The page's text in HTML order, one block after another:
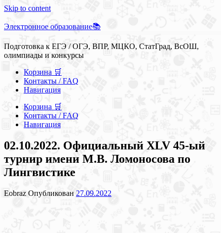
Skip to content
Электронное образование📚
Подготовка к ЕГЭ / ОГЭ, ВПР, МЦКО, СтатГрад, ВсОШ,
олимпиады и конкурсы
Корзина 🛒
Контакты / FAQ
Навигация
Корзина 🛒
Контакты / FAQ
Навигация
02.10.2022. Официальный XLV 45-ый
турнир имени М.В. Ломоносова по
Лингвистике
Eobraz Опубликован 27.09.2022